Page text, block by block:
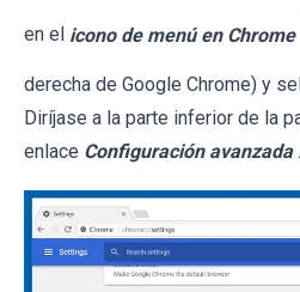
en el icono de menú en Chrome
derecha de Google Chrome) y
Diríjase a la parte inferior de la
enlace Configuración avanzada .